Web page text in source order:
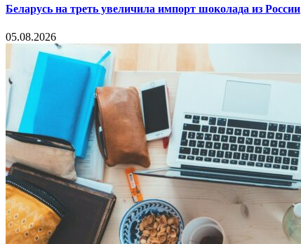
Беларусь на треть увеличила импорт шоколада из России
05.08.2026